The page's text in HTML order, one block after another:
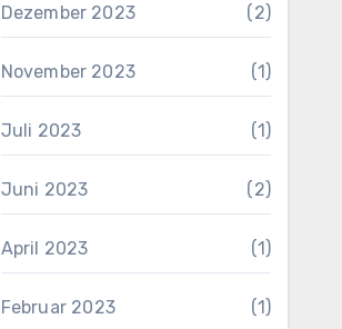
Dezember 2023 (2)
November 2023 (1)
Juli 2023 (1)
Juni 2023 (2)
April 2023 (1)
Februar 2023 (1)